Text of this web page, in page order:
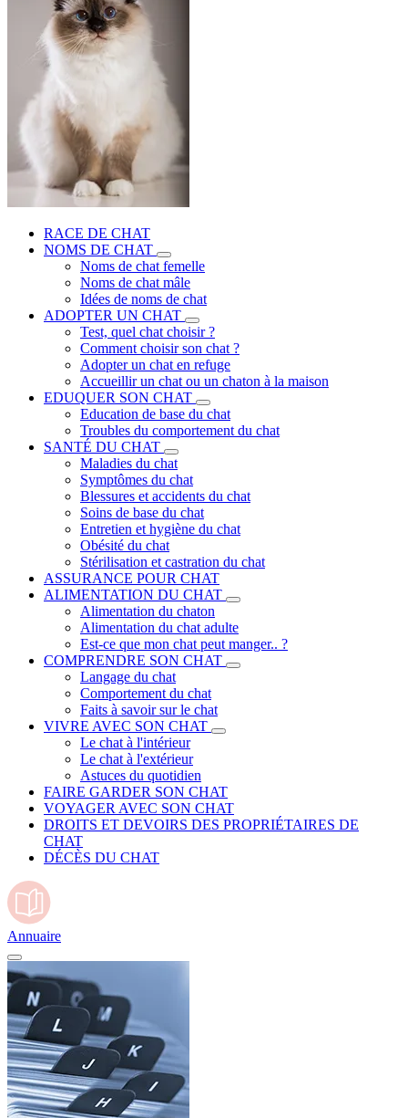
RACE DE CHAT
NOMS DE CHAT
Noms de chat femelle
Noms de chat mâle
Idées de noms de chat
ADOPTER UN CHAT
Test, quel chat choisir ?
Comment choisir son chat ?
Adopter un chat en refuge
Accueillir un chat ou un chaton à la maison
EDUQUER SON CHAT
Education de base du chat
Troubles du comportement du chat
SANTÉ DU CHAT
Maladies du chat
Symptômes du chat
Blessures et accidents du chat
Soins de base du chat
Entretien et hygiène du chat
Obésité du chat
Stérilisation et castration du chat
ASSURANCE POUR CHAT
ALIMENTATION DU CHAT
Alimentation du chaton
Alimentation du chat adulte
Est-ce que mon chat peut manger.. ?
COMPRENDRE SON CHAT
Langage du chat
Comportement du chat
Faits à savoir sur le chat
VIVRE AVEC SON CHAT
Le chat à l'intérieur
Le chat à l'extérieur
Astuces du quotidien
FAIRE GARDER SON CHAT
VOYAGER AVEC SON CHAT
DROITS ET DEVOIRS DES PROPRIÉTAIRES DE
CHAT
DÉCÈS DU CHAT
Annuaire